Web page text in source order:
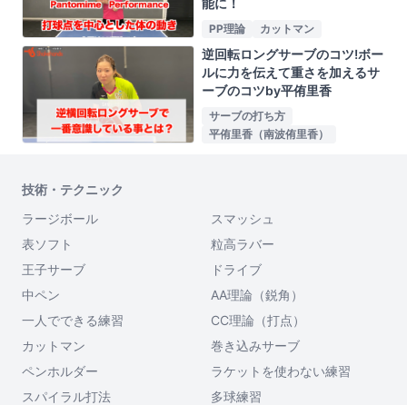
能に！
PP理論 カットマン
逆回転ロングサーブのコツ!ボー
ルに力を伝えて重さを加えるサ
ーブのコツby平侑里香
サーブの打ち方
平侑里香（南波侑里香）
技術・テクニック
ラージボール
スマッシュ
表ソフト
粒高ラバー
王子サーブ
ドライブ
中ペン
AA理論（鋭角）
一人でできる練習
CC理論（打点）
カットマン
巻き込みサーブ
ペンホルダー
ラケットを使わない練習
スパイラル打法
多球練習